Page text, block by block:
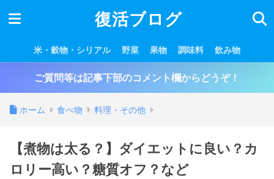
復活ブログ
米・穀物・シリアル 野菜 果物 調味料 飲み物
ご質問等は記事下部のコメント欄からどうぞ！
ホーム 食べ物 料理・その他
【煮物は太る？】ダイエットに良い？カ
ロリー高い？糖質オフ？など